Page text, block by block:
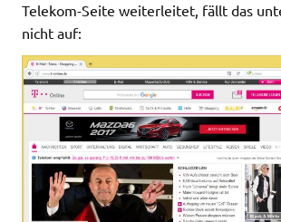
Telekom-Seite weiterleitet, fällt das
nicht auf: